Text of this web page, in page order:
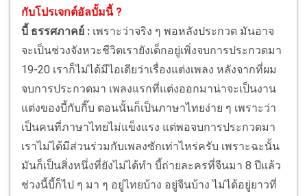
กับโปรเจกต์อัลบั้มนี้ ?
บี้ ธรรศภาคย์ : เพราะว่าจริง ๆ พอหลังประกวด มันอาจ
จะเป็นช่วงจังหวะชีวิตเรายังเด็กอยู่เพิ่งจบการประกวดมา
19-20 เราก็ไม่ได้มีไอเดียว่าเรื่องแต่งเพลง หลังจากที่ผม
จบการประกวดมา เพลงแรกที่แต่งออกมาน่าจะเป็นงาน
แต่งของบี้กับกิ๊บ ตอนนั้นก็เป็นภาษาไทยง่าย ๆ เพราะว่า
เป็นคนที่ภาษาไทยไม่แข็งแรง แต่พอจบการประกวดมา
เราไม่ได้มีส่วนร่วมกับเพลงซักเท่าไหร่ครับ เพราะฉะนั้น
มันก็เป็นสิ่งหนึ่งที่ยังไม่ได้ทำ บี้ถ่ายละครที่จีนมา 8 ปีแล้ว
ช่วงนี้บี้ก็ไป ๆ มา ๆ อยู่ไทยบ้าง อยู่จีนบ้าง ไม่ได้อยู่ยาวที่